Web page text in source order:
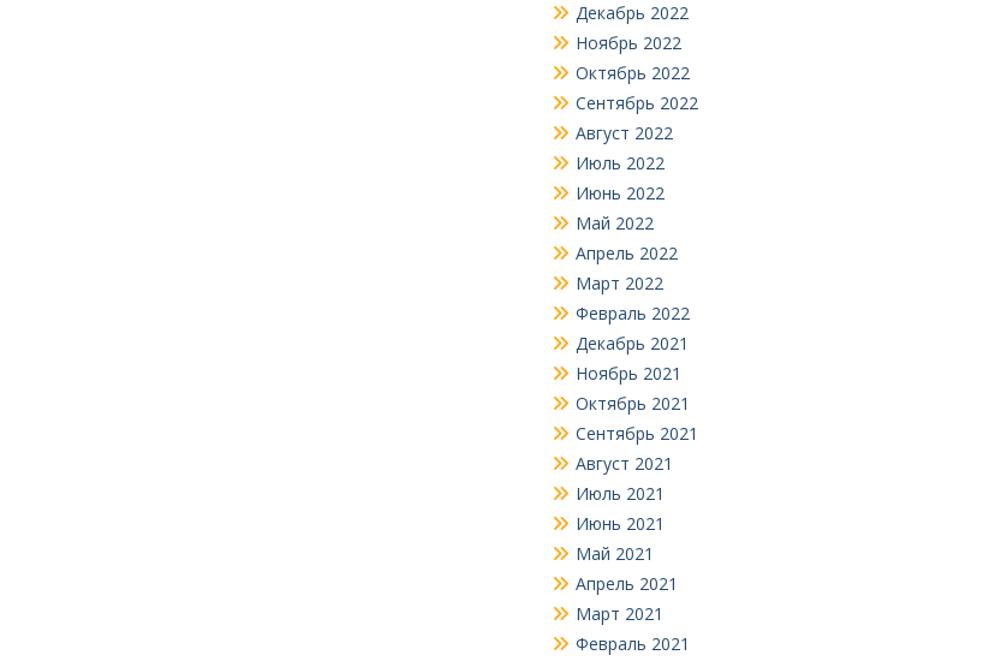
Декабрь 2022
Ноябрь 2022
Октябрь 2022
Сентябрь 2022
Август 2022
Июль 2022
Июнь 2022
Май 2022
Апрель 2022
Март 2022
Февраль 2022
Декабрь 2021
Ноябрь 2021
Октябрь 2021
Сентябрь 2021
Август 2021
Июль 2021
Июнь 2021
Май 2021
Апрель 2021
Март 2021
Февраль 2021